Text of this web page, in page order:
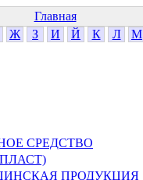
Главная
Ж З И Й К Л М
СРЕДСТВО
ПРОДУКЦИЯ